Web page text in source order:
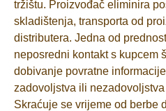
tržištu. Proizvođač eliminira
skladištenja, transporta od
distributera. Jedna od
neposredni kontakt s kupcem
dobivanje povratne
zadovoljstva ili
Skraćuje se vrijeme od berbe